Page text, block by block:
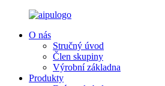
O nás
Stručný úvod
Člen skupiny
Výrobní základna
Produkty